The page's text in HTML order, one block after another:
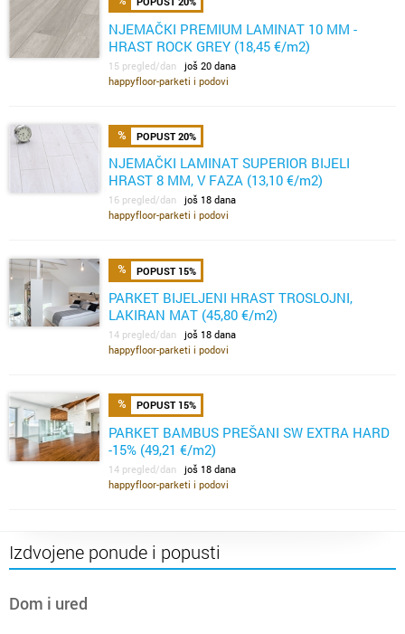
NJEMAČKI PREMIUM LAMINAT 10 MM -
HRAST ROCK GREY (18,45 €/m2)
15 pregled/dan još 20 dana
happyfloor-parketi i podovi
POPUST 20%
NJEMAČKI LAMINAT SUPERIOR BIJELI
HRAST 8 MM, V FAZA (13,10 €/m2)
16 pregled/dan još 18 dana
happyfloor-parketi i podovi
POPUST 15%
PARKET BIJELJENI HRAST TROSLOJNI,
LAKIRAN MAT (45,80 €/m2)
14 pregled/dan još 18 dana
happyfloor-parketi i podovi
POPUST 15%
PARKET BAMBUS PREŠANI SW EXTRA HARD
-15% (49,21 €/m2)
14 pregled/dan još 18 dana
happyfloor-parketi i podovi
Izdvojene ponude i popusti
Dom i ured